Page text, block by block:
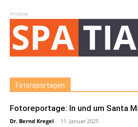
Anzeige
Fotoreportagen
Fotoreportage: In und um Santa
Dr. Bernd Kregel - 11. Januar 2025